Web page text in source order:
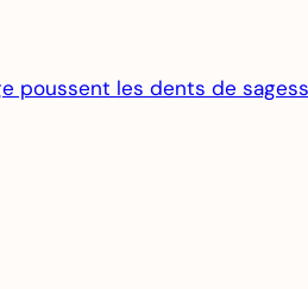
poussent les dents de